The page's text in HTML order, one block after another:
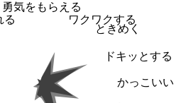
勇気をもらえる
ワクワクする
ときめく
ドキッとする
かっこいい
る